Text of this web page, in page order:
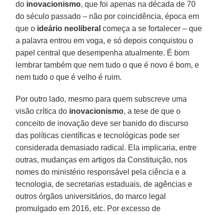
do inovacionismo, que foi apenas na década de 70
do século passado – não por coincidência, época em
que o ideário neoliberal começa a se fortalecer – que
a palavra entrou em voga, e só depois conquistou o
papel central que desempenha atualmente. É bom
lembrar também que nem tudo o que é novo é bom, e
nem tudo o que é velho é ruim.
Por outro lado, mesmo para quem subscreve uma
visão crítica do inovacionismo, a tese de que o
conceito de inovação deve ser banido do discurso
das políticas científicas e tecnológicas pode ser
considerada demasiado radical. Ela implicaria, entre
outras, mudanças em artigos da Constituição, nos
nomes do ministério responsável pela ciência e a
tecnologia, de secretarias estaduais, de agências e
outros órgãos universitários, do marco legal
promulgado em 2016, etc. Por excesso de